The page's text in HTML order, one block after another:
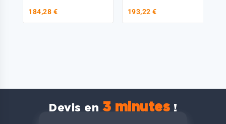
184,28 € 193,22 €
Devis en 3 minutes !